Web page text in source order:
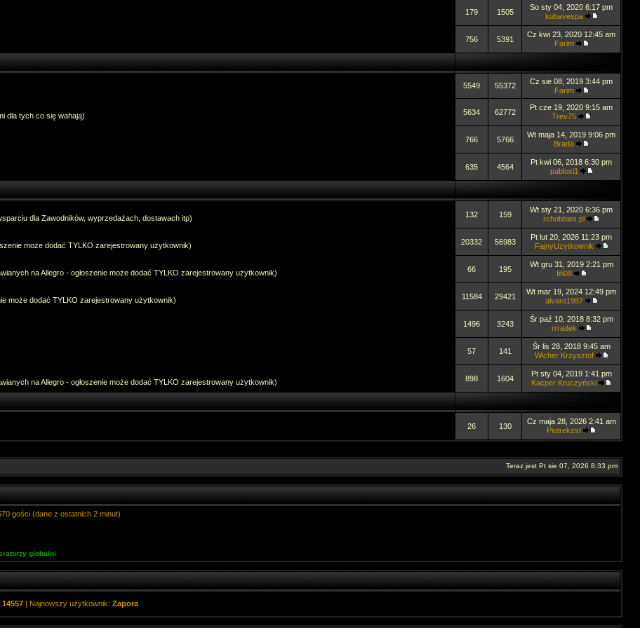
179 1505
So sty 04, 2020 6:17 pm
kubavespa
756 5391
Cz kwi 23, 2020 12:45 am
Farim
5549 55372
Cz sie 08, 2019 3:44 pm
Farim
dla tych co się wahają) 5634 62772
Pt cze 19, 2020 9:15 am
Trev75
766 5766
Wt maja 14, 2019 9:06 pm
Brada
635 4564
Pt kwi 06, 2018 6:30 pm
pabloxl1
dla Zawodników, wyprzedażach, dostawach itp) 132 159
Wt sty 21, 2020 6:36 pm
rchobbies.pl
może dodać TYLKO zarejestrowany użytkownik) 20332 56983
Pt lut 20, 2026 11:23 pm
FajnyUzytkownik
na Allegro - ogłoszenie może dodać TYLKO zarejestrowany użytkownik) 66 195
Wt gru 31, 2019 2:21 pm
fifi08
może dodać TYLKO zarejestrowany użytkownik) 11584 29421
Wt mar 19, 2024 12:49 pm
alvaro1987
1496 3243
Śr paź 10, 2018 8:32 pm
rrradek
57 141
Śr lis 28, 2018 9:45 am
Wicher Krzysztof
na Allegro - ogłoszenie może dodać TYLKO zarejestrowany użytkownik) 898 1604
Pt sty 04, 2019 1:41 pm
Kacper Kruczyński
26 130
Cz maja 28, 2026 2:41 am
Piotrekzst
Teraz jest Pt sie 07, 2026 8:33 pm
gości (dane z ostatnich 2 minut)
globalni
14557 | Najnowszy użytkownik: Zapora